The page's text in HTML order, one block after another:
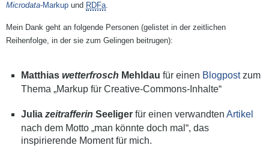
Microdata-Markup und RDFa.
Mein Dank geht an folgende Personen (gelistet in der zeitlichen
Reihenfolge, in der sie zum Gelingen beitrugen):
Matthias wetterfrosch Mehldau für einen Blogpostzum
Thema „Markup für Creative-Commons-Inhalte“
Julia zeitrafferin Seeliger für einen verwandten Artikel
nach dem Motto „man könnte doch mal“, das
inspirierende Moment für mich.